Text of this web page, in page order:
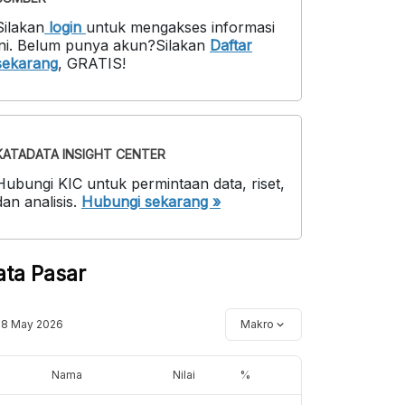
login untuk mengakses informasi
. Belum punya akun?Silakan Daftar
, GRATIS!
INSIGHT CENTER
KIC untuk permintaan data, riset,
analisis. Hubungi sekarang »
Pasar
May 2026 Makro
Nama Nilai %